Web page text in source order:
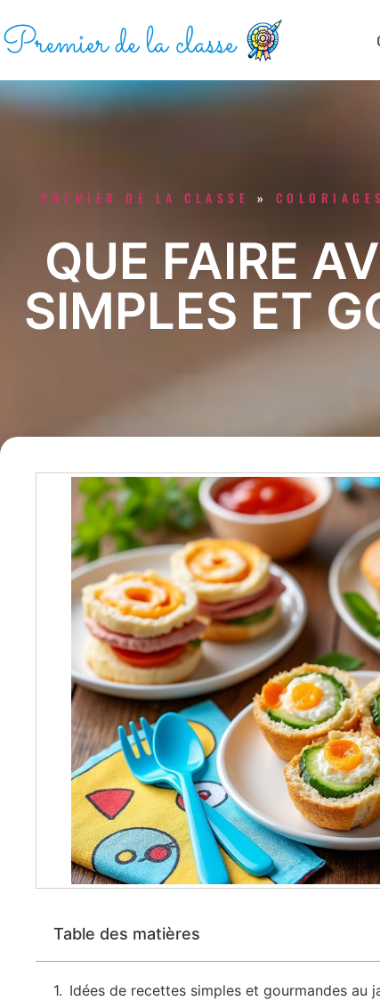
PREMIER DE LA CLASSE » COLORIAGES
QUE FAIRE
SIMPLES ET
Table des matières
Idées de recettes simples et gourmandes au